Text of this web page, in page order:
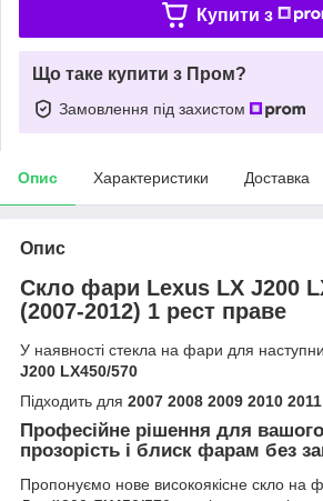
Купити з
Що таке купити з Пром?
Замовлення під захистом
Опис Характеристики Доставка
Опис
Скло фари Lexus LX J200
(2007-2012) 1 рест праве
У наявності стекла на фари для
J200 LX450/570
Підходить для 2007 2008 2009 2010
Професійне рішення для
прозорість і блиск фарам без
Пропонуємо нове високоякісне скло на